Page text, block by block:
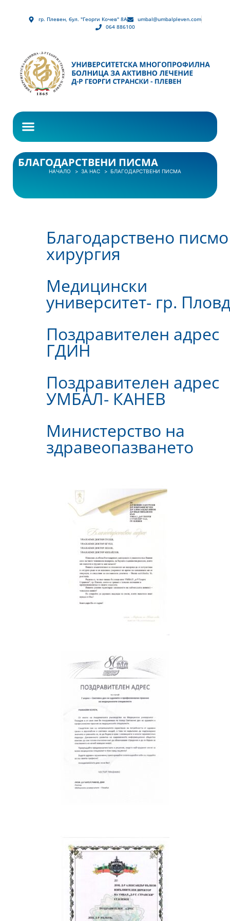
гр. Плевен, бул. "Георги Кочев" 8А
umbal@umbalpleven.com
064 886100
БЛАГОДАРСТВЕНИ ПИСМА
НАЧАЛО ЗА НАС БЛАГОДАРСТВЕНИ ПИСМА
Благодарствено писмо
хирургия
Медицински
университет- гр.
Поздравителен адрес
ГДИН
Поздравителен адрес
УМБАЛ- КАНЕВ
Министерство на
здравеопазването